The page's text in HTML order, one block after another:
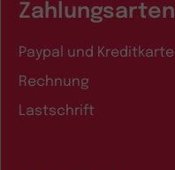
Zahlungsarten
Paypal und Kreditkarte
Rechnung
Lastschrift